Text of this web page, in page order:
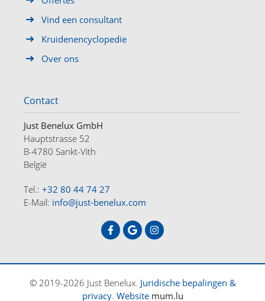
OFFERTES OVER ONS
DE FR NL
Vind een consultant
Kruidenencyclopedie
Over ons
Contact
Just Benelux GmbH
Hauptstrasse 52
B-4780 Sankt-Vith
België
Tel.: +32 80 44 74 27
E-Mail: info@just-benelux.com
© 2019-2026 Just Benelux. Juridische bepalingen &
privacy. Website mum.lu